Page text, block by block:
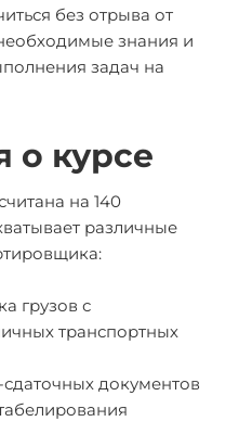
без отрыва от
знания и
задач на
о курсе
на 140
различные
грузов с
транспортных
документов